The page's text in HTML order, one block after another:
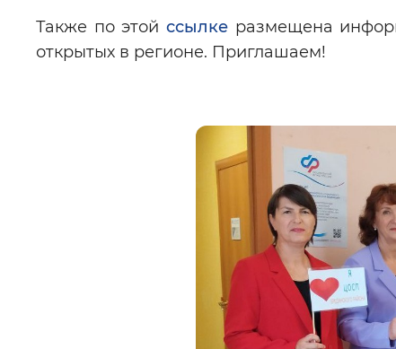
Также по этой ссылкеразмещена
открытых в регионе. Приглашаем!